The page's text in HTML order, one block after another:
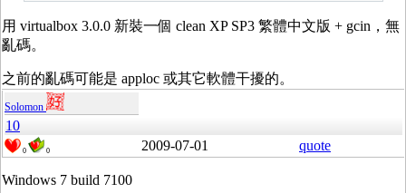
用 virtualbox 3.0.0 新裝一個 clean XP SP3 繁體中文版 + gcin，無
亂碼。
之前的亂碼可能是 apploc 或其它軟體干擾的。
Solomon
10
0 0 2009-07-01 quote
Windows 7 build 7100